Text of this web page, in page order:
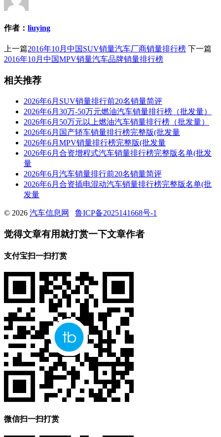
作者： liuying
上一篇2016年10月中国SUV销量汽车厂商销量排行榜 下一篇
2016年10月中国MPV销量汽车品牌销量排行榜
相关推荐
2026年6月SUV销量排行前20名销量简评
2026年6月30万-50万元燃油汽车销量排行榜（批发量）
2026年6月50万元以上燃油汽车销量排行榜（批发量）
2026年6月国产轿车销量排行榜完整版(批发量
2026年6月MPV销量排行榜完整版(批发量
2026年6月合资增程式汽车销量排行榜完整版名单(批发
量
2026年6月汽车销量排行前20名销量简评
2026年6月合资插电混动汽车销量排行榜完整版名单(批
发量
© 2026 汽车信息网 鲁ICP备2025141668号-1
觉得文章有用就打赏一下文章作者
支付宝扫一扫打赏
微信扫一扫打赏